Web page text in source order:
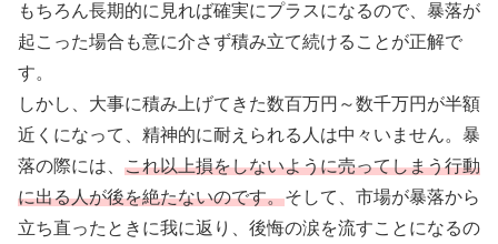
もちろん長期的に見れば確実にプラスになるので、暴落が
起こった場合も意に介さず積み立て続けることが正解で
す。
しかし、大事に積み上げてきた数百万円～数千万円が半額
近くになって、精神的に耐えられる人は中々いません。暴
落の際には、 これ以上損をしないように売ってしまう行動
に出る人が後を絶たないのです。そして、市場が暴落から
立ち直ったときに我に返り、後悔の涙を流すことになるの